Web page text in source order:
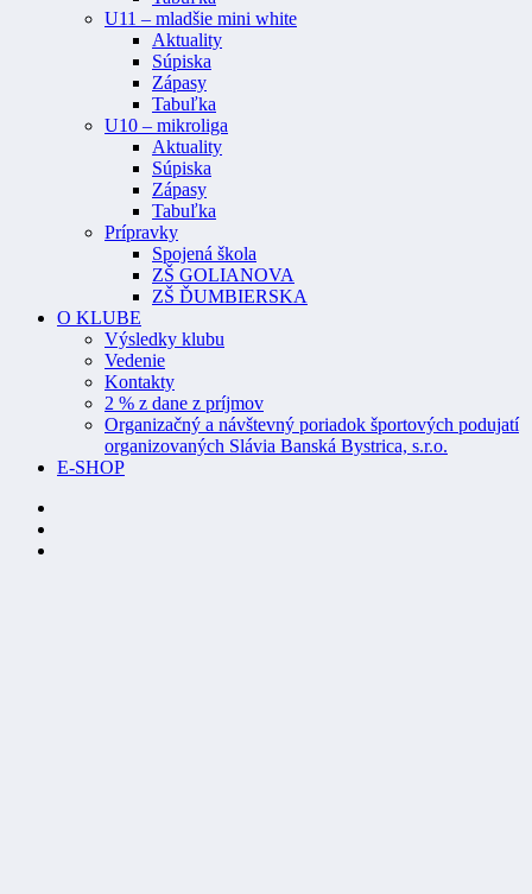
U11 – mladšie mini white
Aktuality
Súpiska
Zápasy
Tabuľka
U10 – mikroliga
Aktuality
Súpiska
Zápasy
Tabuľka
Prípravky
Spojená škola
ZŠ GOLIANOVA
ZŠ ĎUMBIERSKA
O KLUBE
Výsledky klubu
Vedenie
Kontakty
2 % z dane z príjmov
Organizačný a návštevný poriadok športových podujatí
organizovaných Slávia Banská Bystrica, s.r.o.
E-SHOP